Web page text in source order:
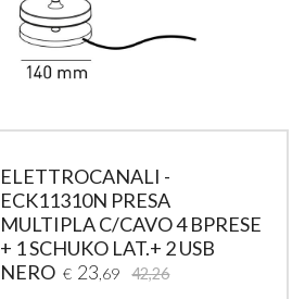
ELETTROCANALI -
ECK11310N PRESA
MULTIPLA C/CAVO 4 BPRESE
+ 1 SCHUKO LAT.+ 2 USB
NERO € 23 ,69 42,26